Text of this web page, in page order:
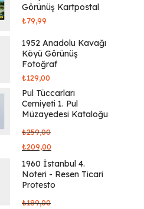
Görünüş Kartpostal
₺79,99
1952 Anadolu Kavağı
Köyü Görünüş
Fotoğraf
₺129,00
Pul Tüccarları
Cemiyeti 1. Pul
Müzayedesi Kataloğu
₺259,00
₺209,00
1960 İstanbul 4.
Noteri - Resen Ticari
Protesto
₺189,00